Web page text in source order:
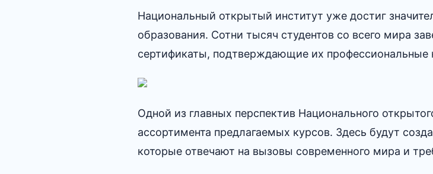
Национальный открытый институт уже достиг
образования.​ Сотни тысяч студентов со всего мира
сертификаты, подтверждающие их профессиональные
Одной из главных перспектив Национального
ассортимента предлагаемых курсов.​ Здесь будут
которые отвечают на вызовы современного мира и